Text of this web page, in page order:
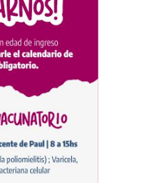
tras una obra
financiada
30/07/2026
el proceso
para las obras de
Técnica N° 1 y
N° 501